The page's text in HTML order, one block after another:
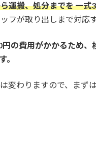
運搬、処分までを 一式
フが取り出しまで対応
の費用がかかるため
。
変わりますので、まず